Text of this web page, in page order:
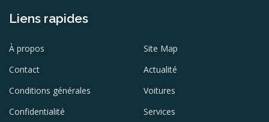
Liens rapides
À propos
Contact
Conditions générales
Confidentialité
Site Map
Actualité
Voitures
Services